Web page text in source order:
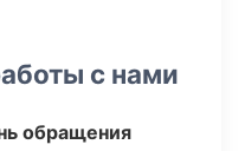
с нами
обращения